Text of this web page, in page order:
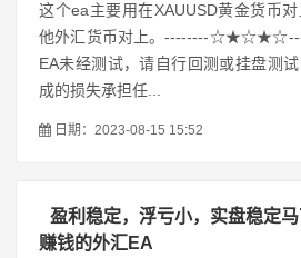
这个ea主要用在XAUUSD黄金货币
他外汇货币对上。--------
EA未经测试，请自行回测或挂盘测
成的损失承担任...
日期：2023-08-15 15:52
盈利稳定，浮亏小，实盘稳定
赚钱的外汇EA